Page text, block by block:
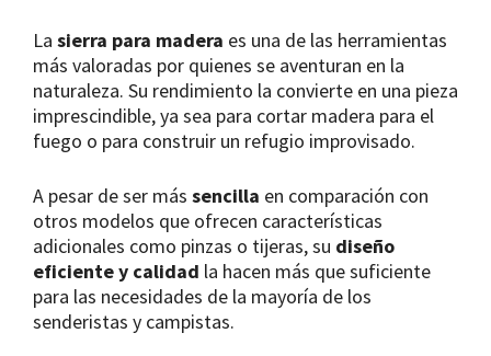
La sierra para madera es una de las herramientas
más valoradas por quienes se aventuran en la
naturaleza. Su rendimiento la convierte en una pieza
imprescindible, ya sea para cortar madera para el
fuego o para construir un refugio improvisado.
A pesar de ser más sencilla en comparación con
otros modelos que ofrecen características
adicionales como pinzas o tijeras, su diseño
eficiente y calidad la hacen más que suficiente
para las necesidades de la mayoría de los
senderistas y campistas.